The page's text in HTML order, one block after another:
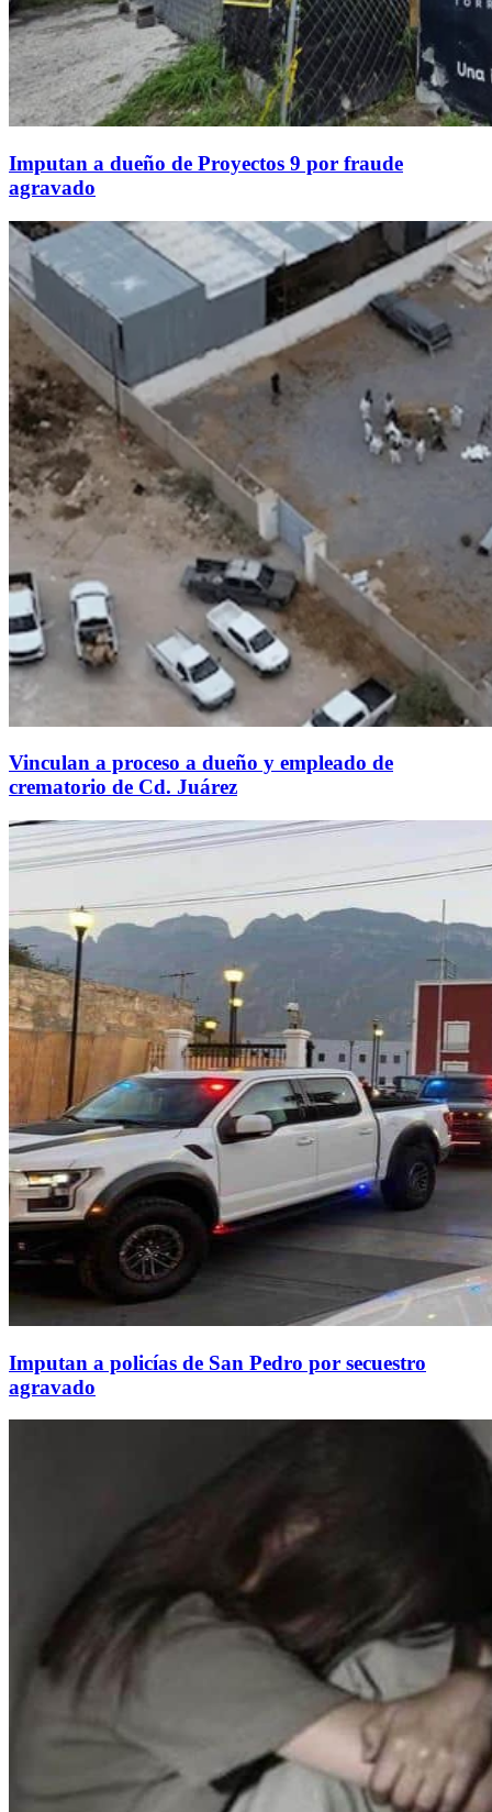
Imputan a dueño de Proyectos 9 por fraude
agravado
Vinculan a proceso a dueño y empleado de
crematorio de Cd. Juárez
Imputan a policías de San Pedro por secuestro
agravado